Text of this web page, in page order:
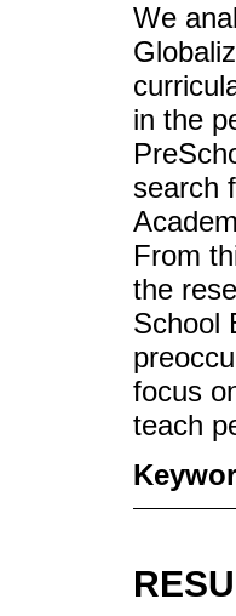
We
in the
search
From
the
School
focus
teach